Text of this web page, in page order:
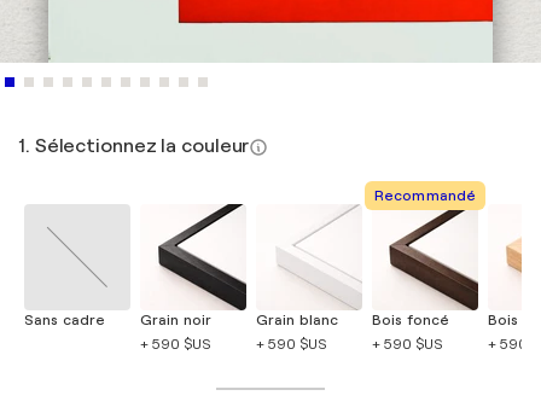
1. Sélectionnez la couleur
Sans cadre
Grain noir
+ 590 $US
Grain blanc
+ 590 $US
Recommandé
Bois foncé
+ 590 $US
Bois
+ 590